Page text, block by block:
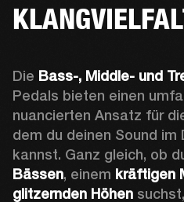
Die Bass-, Middle- und
Pedals bieten einen
nuancierten Ansatz für
dem du deinen Sound im
kannst. Ganz gleich, ob
Bässen, einem kräftigen
glitzernden Höhen